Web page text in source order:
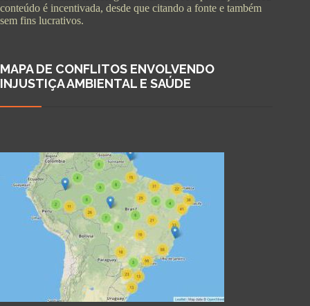
conteúdo é incentivada, desde que citando a fonte e também
sem fins lucrativos.
MAPA DE CONFLITOS ENVOLVENDO
INJUSTIÇA AMBIENTAL E SAÚDE